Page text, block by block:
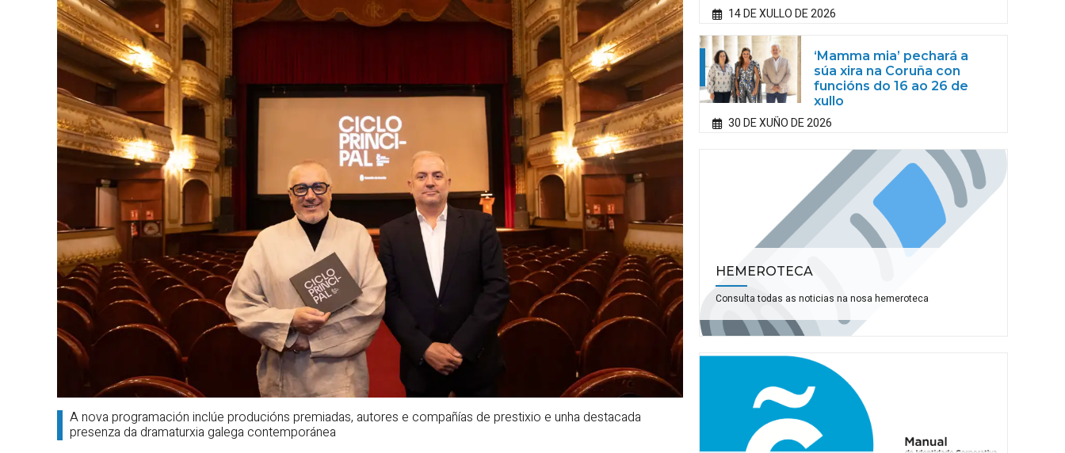
A nova programación inclúe producións premiadas, autores e compañías de prestixio e unha destacada
presenza da dramaturxia galega contemporánea
14 DE XULLO DE 2026
‘Mamma mia’ pechará a
súa xira na Coruña con
funcións do 16 ao 26 de
xullo
30 DE XUÑO DE 2026
HEMEROTECA
Consulta todas as noticias na nosa hemeroteca